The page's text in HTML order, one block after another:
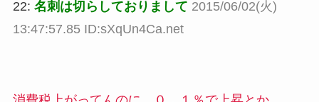
22: 名刺は切らしておりまして 2015/06/02(火)
13:47:57.85 ID:sXqUn4Ca.net